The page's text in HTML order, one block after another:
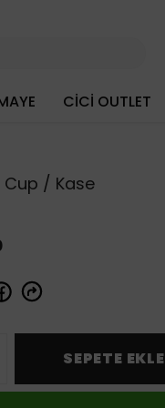
CİCİ OUTLET
Cup / Kase
SEPETE EKLE